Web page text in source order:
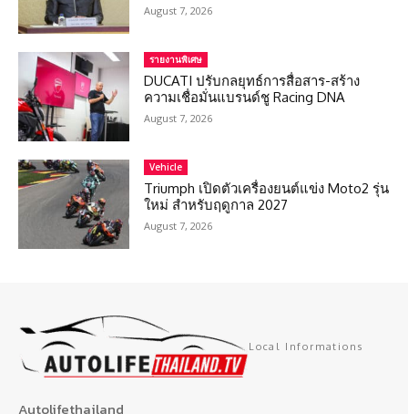
August 7, 2026
รายงานพิเศษ
DUCATI ปรับกลยุทธ์การสื่อสาร-สร้าง
ความเชื่อมั่นแบรนด์ชู Racing DNA
August 7, 2026
Vehicle
Triumph เปิดตัวเครื่องยนต์แข่ง Moto2 รุ่น
ใหม่ สำหรับฤดูกาล 2027
August 7, 2026
Local Informations
Autolifethailand